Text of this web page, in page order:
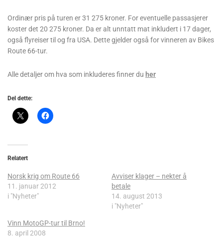
Ordinær pris på turen er 31 275 kroner. For eventuelle passasjerer
koster det 20 275 kroner. Da er alt unntatt mat inkludert i 17 dager,
også flyreiser til og fra USA. Dette gjelder også for vinneren av Bikes
Route 66-tur.
Alle detaljer om hva som inkluderes finner du her
Del dette:
Relatert
Norsk krig om Route 66
11. januar 2012
i "Nyheter"
Avviser klager – nekter å
betale
14. august 2013
i "Nyheter"
Vinn MotoGP-tur til Brno!
8. april 2008